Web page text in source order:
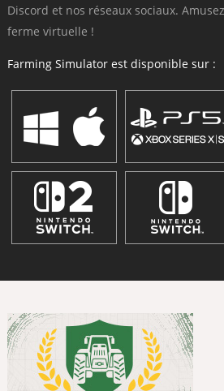
Discord et nos réseaux sociaux.
ferme virtuelle !
Farming Simulator est disponible sur :